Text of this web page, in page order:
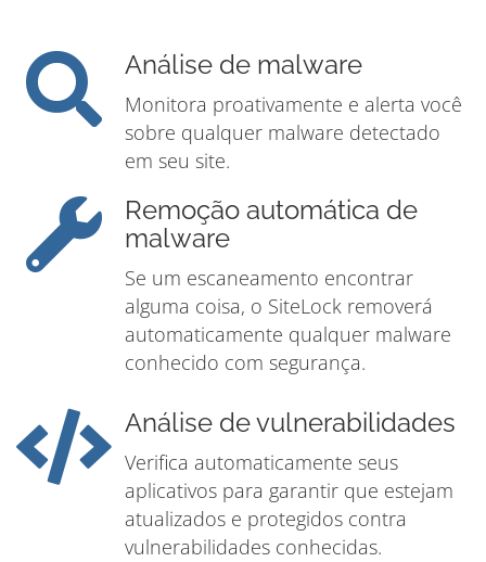
Análise de malware
Monitora proativamente e alerta você
sobre qualquer malware detectado
em seu site.
Remoção automática de
malware
Se um escaneamento encontrar
alguma coisa, o SiteLock removerá
automaticamente qualquer malware
conhecido com segurança.
Análise de vulnerabilidades
Verifica automaticamente seus
aplicativos para garantir que estejam
atualizados e protegidos contra
vulnerabilidades conhecidas.